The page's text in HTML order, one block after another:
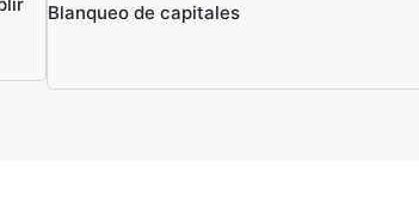
Blanqueo de capitales